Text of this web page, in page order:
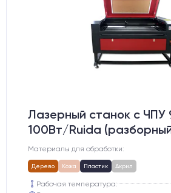
Лазерный станок c ЧПУ
100Вт/Ruida
Материалы для обработки:
Дерево Кожа Пластик Акрил
Рабочая температура: